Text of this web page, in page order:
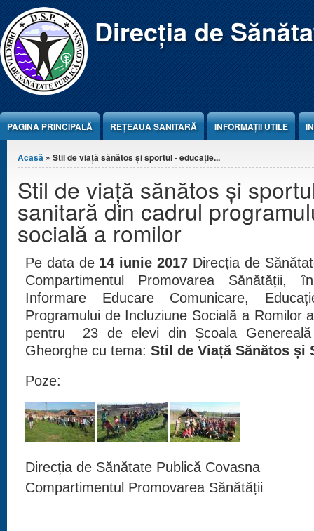
Jump to Content Direcția de
PAGINA PRINCIPALĂ REŢEAUA SANITARĂ INFORMAȚII UTILE
Eşti aici
Acasă » Stil de viață sănătos și sportul - educație...
Stil de viață sănătos și
sanitară din cadrul
socială a romilor
Pe data de 14 iunie 2017 Direcția de
Compartimentul Promovarea Sănătății,
Informare Educare Comunicare,
Programului de Incluziune Socială a Romilor
pentru 23 de elevi din Școala
Gheorghe cu tema: Stil de Viață Sănătos și
Poze:
Direcția de Sănătate Publică Covasna
Compartimentul Promovarea Sănătății